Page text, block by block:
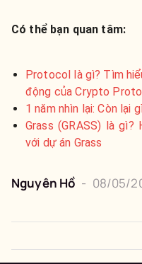
Có thể bạn quan tâm:
Protocol là gì? Tìm
động của Crypto
1 năm nhìn lại: Còn lại
Grass (GRASS) là
với dự án Grass
Nguyên Hồ - 08/05/